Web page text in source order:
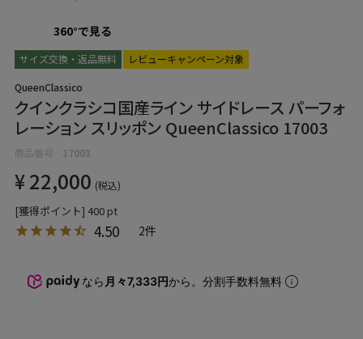
360°で見る
サイズ交換・返品無料 レビューキャンペーン対象
QueenClassico
クインクラシコ国産ライン サイドレース パーフォ
レーション スリッポン QueenClassico 17003
商品番号 17003
¥22,000 税込
[獲得ポイント] 400 pt
4.50 2
なら 月々7,333円から。分割手数料無料